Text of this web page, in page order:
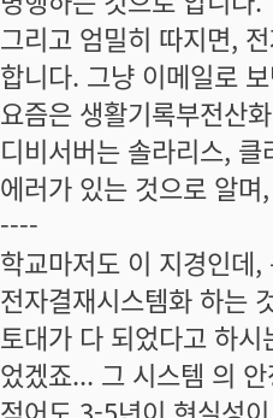
그리고 엄밀히 따지면,
합니다. 그냥 이메일로
요즘은 생활기록부전산
디비서버는 솔라리스,
에러가 있는 것으로 알
----
학교마저도 이 지경인데
전자결재시스템화 하는
토대가 다 되었다고 하
었겠죠... 그 시스템 의